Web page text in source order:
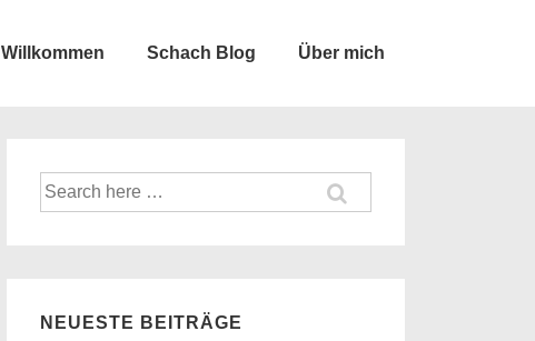
Willkommen Schach Blog Über mich
Suche
nach:
NEUESTE BEITRÄGE